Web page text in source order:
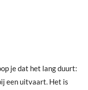
je dat het lang duurt:
een uitvaart. Het is